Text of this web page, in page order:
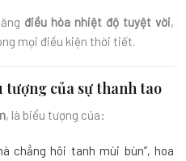
điều hòa nhiệt độ tuyệt vời,
mọi điều kiện thời tiết.
tượng của sự thanh tao
, là biểu tượng của:
chẳng hôi tanh mùi bùn”, hoa